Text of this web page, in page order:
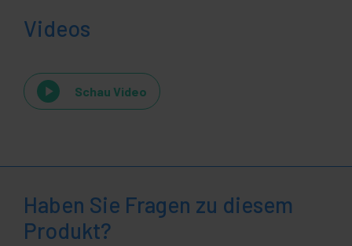
Videos
Schau Video
Haben Sie Fragen zu diesem
Produkt?